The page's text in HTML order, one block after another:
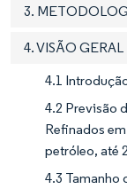
3.
4. VISÃO
4.1
4.2 Previsão
Refinados
petróleo, até
4.3 Tamanho